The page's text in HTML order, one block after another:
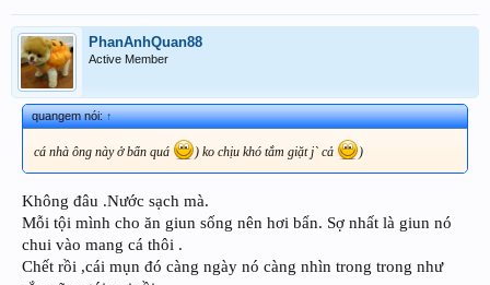
PhanAnhQuan88
Active Member
quangem nói:↑
cá nhà ông này ở bẩn quá ) ko chịu khó tắm giặt j` cả )
Không đâu .Nước sạch mà.
Mỗi tội mình cho ăn giun sống nên hơi bẩn. Sợ nhất là giun nó
chui vào mang cá thôi .
Chết rồi ,cái mụn đó càng ngày nó càng nhìn trong trong như